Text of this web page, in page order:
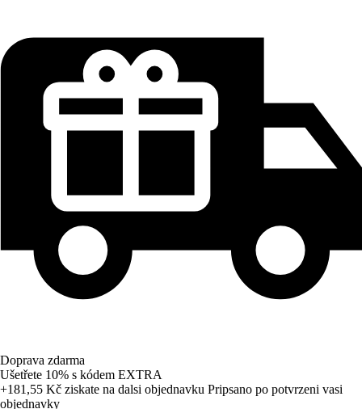
Doprava zdarma
Ušetřete 10% s kódem EXTRA
+181,55 Kč ziskate na dalsi objednavku Pripsano po potvrzeni vasi
objednavky